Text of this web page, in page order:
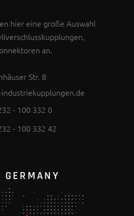
hier eine große Auswahl
an.
Str. 8
industriekupplungen.de
- 100 332 0
- 100 332 42